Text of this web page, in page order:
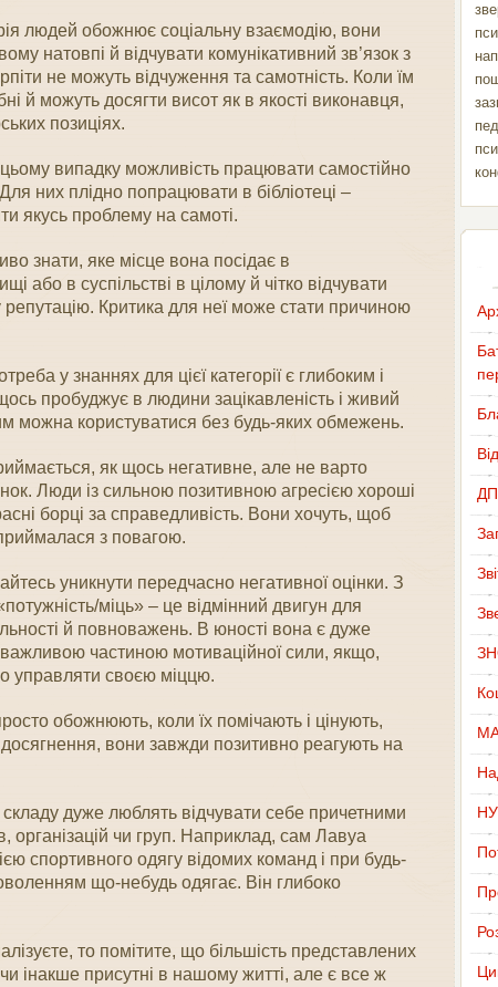
людей обожнює соціальну взаємодію, вони
натовпі й відчувати комунікативний зв’язок з
не можуть відчуження та самотність. Коли їм
й можуть досягти висот як в якості виконавця,
позиціях.
випадку можливість працювати самостійно
них плідно попрацювати в бібліотеці –
якусь проблему на самоті.
знати, яке місце вона посідає в
або в суспільстві в цілому й чітко відчувати
Критика для неї може стати причиною
у знаннях для цієї категорії є глибоким і
пробуджує в людини зацікавленість і живий
можна користуватися без будь-яких обмежень.
як щось негативне, але не варто
Люди із сильною позитивною агресією хороші
борці за справедливість. Вони хочуть, щоб
з повагою.
уникнути передчасно негативної оцінки. З
міць» – це відмінний двигун для
й повноважень. В юності вона є дуже
частиною мотиваційної сили, якщо,
управляти своєю міццю.
обожнюють, коли їх помічають і цінують,
досягнення, вони завжди позитивно реагують на
дуже люблять відчувати себе причетними
організацій чи груп. Наприклад, сам Лавуа
спортивного одягу відомих команд і при будь-
що-небудь одягає. Він глибоко
то помітите, що більшість представлених
інакше присутні в нашому житті, але є все ж